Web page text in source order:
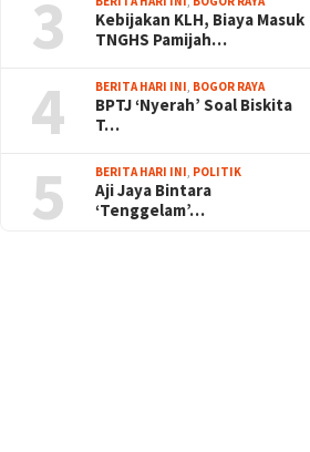
3
Kebijakan KLH, Biaya Masuk
TNGHS Pamijah…
4 BERITA HARI INI, BOGOR RAYA
BPTJ ‘Nyerah’ Soal Biskita
T…
5 BERITA HARI INI, POLITIK
Aji Jaya Bintara
‘Tenggelam’…